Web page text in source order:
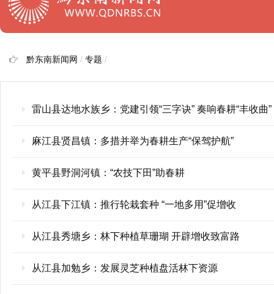
黔东南新闻网 / 专题 /
雷山县达地水族乡：党建引领“三字诀” 奏响春耕“丰收曲”
麻江县贤昌镇：多措并举为春耕生产“保驾护航”
黄平县野洞河镇：“农技下田”助春耕
从江县下江镇：推行轮栽套种 “一地多用”促增收
从江县秀塘乡：林下种植草珊瑚 开辟增收致富路
从江县加勉乡：发展灵芝种植盘活林下资源